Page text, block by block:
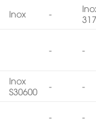
Inox -
- -
Inox
S30600
- -
- -